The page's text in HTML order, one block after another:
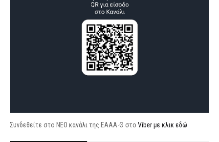
Συνδεθείτε στο ΝΕΟ κανάλι της ΕΑΑΑ-Θ στο Viber με κλικ εδώ